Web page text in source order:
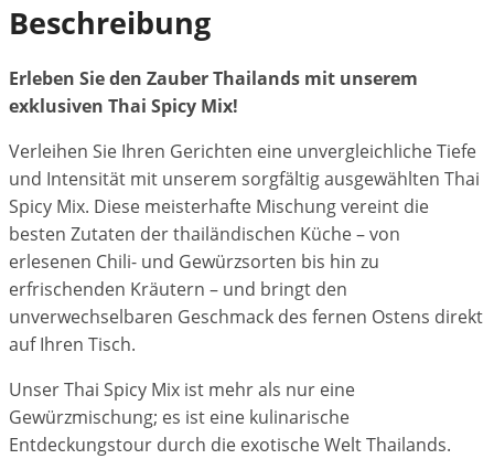
Beschreibung
Erleben Sie den Zauber Thailands mit unserem
exklusiven Thai Spicy Mix!
Verleihen Sie Ihren Gerichten eine unvergleichliche Tiefe
und Intensität mit unserem sorgfältig ausgewählten Thai
Spicy Mix. Diese meisterhafte Mischung vereint die
besten Zutaten der thailändischen Küche – von
erlesenen Chili- und Gewürzsorten bis hin zu
erfrischenden Kräutern – und bringt den
unverwechselbaren Geschmack des fernen Ostens direkt
auf Ihren Tisch.
Unser Thai Spicy Mix ist mehr als nur eine
Gewürzmischung; es ist eine kulinarische
Entdeckungstour durch die exotische Welt Thailands.